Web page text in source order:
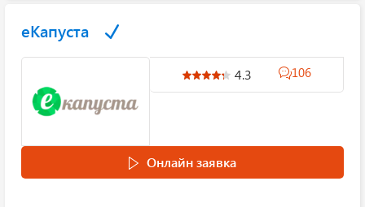
еКапуста
4.3 106
Онлайн заявка